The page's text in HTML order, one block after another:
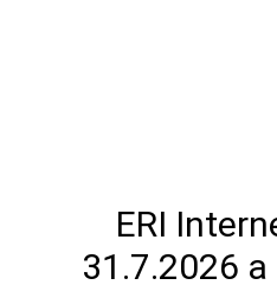
ERI
31.7.2026